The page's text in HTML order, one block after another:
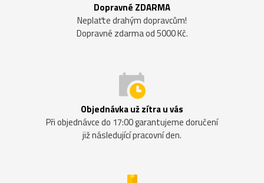
Dopravné ZDARMA
Neplaťte drahým dopravcům!
Dopravné zdarma od 5000 Kč.
Objednávka už zítra u vás
Při objednávce do 17:00 garantujeme doručení
již následující pracovní den.